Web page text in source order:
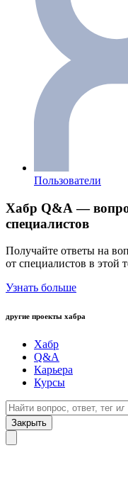
Пользователи
Хабр Q&A —
специалистов
Получайте ответы на
от специалистов в этой
Узнать больше
другие проекты хабра
Хабр
Q&A
Карьера
Курсы
Закрыть